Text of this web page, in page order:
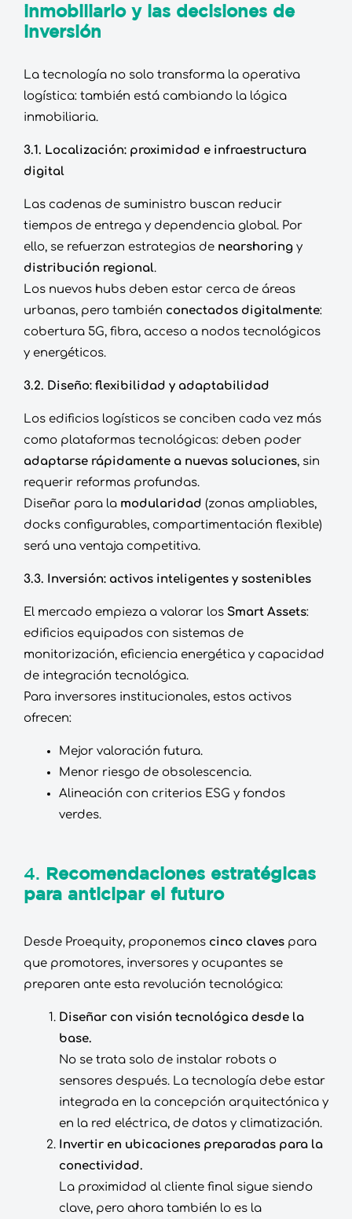
inmobiliario y las decisiones de
inversión
La tecnología no solo transforma la operativa
logística: también está cambiando la lógica
inmobiliaria.
3.1. Localización: proximidad e infraestructura
digital
Las cadenas de suministro buscan reducir
tiempos de entrega y dependencia global. Por
ello, se refuerzan estrategias de nearshoring y
distribución regional.
Los nuevos hubs deben estar cerca de áreas
urbanas, pero también conectados digitalmente:
cobertura 5G, fibra, acceso a nodos tecnológicos
y energéticos.
3.2. Diseño: flexibilidad y adaptabilidad
Los edificios logísticos se conciben cada vez más
como plataformas tecnológicas: deben poder
adaptarse rápidamente a nuevas soluciones, sin
requerir reformas profundas.
Diseñar para la modularidad (zonas ampliables,
docks configurables, compartimentación flexible)
será una ventaja competitiva.
3.3. Inversión: activos inteligentes y sostenibles
El mercado empieza a valorar los Smart Assets:
edificios equipados con sistemas de
monitorización, eficiencia energética y capacidad
de integración tecnológica.
Para inversores institucionales, estos activos
ofrecen:
Mejor valoración futura.
Menor riesgo de obsolescencia.
Alineación con criterios ESG y fondos
verdes.
4.
Recomendaciones estratégicas
para anticipar el futuro
Desde Proequity, proponemos cinco claves para
que promotores, inversores y ocupantes se
preparen ante esta revolución tecnológica:
Diseñar con visión tecnológica desde la
base.
No se trata solo de instalar robots o
sensores después. La tecnología debe estar
integrada en la concepción arquitectónica y
en la red eléctrica, de datos y climatización.
Invertir en ubicaciones preparadas para la
conectividad.
La proximidad al cliente final sigue siendo
clave, pero ahora también lo es la